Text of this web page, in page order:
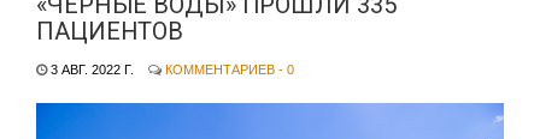
ПАЦИЕНТОВ
3 АВГ. 2022 Г. КОММЕНТАРИЕВ - 0